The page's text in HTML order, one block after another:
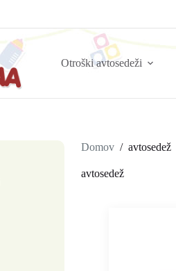
Otroški avtosedeži
Domov / avtosedež
avtosedež